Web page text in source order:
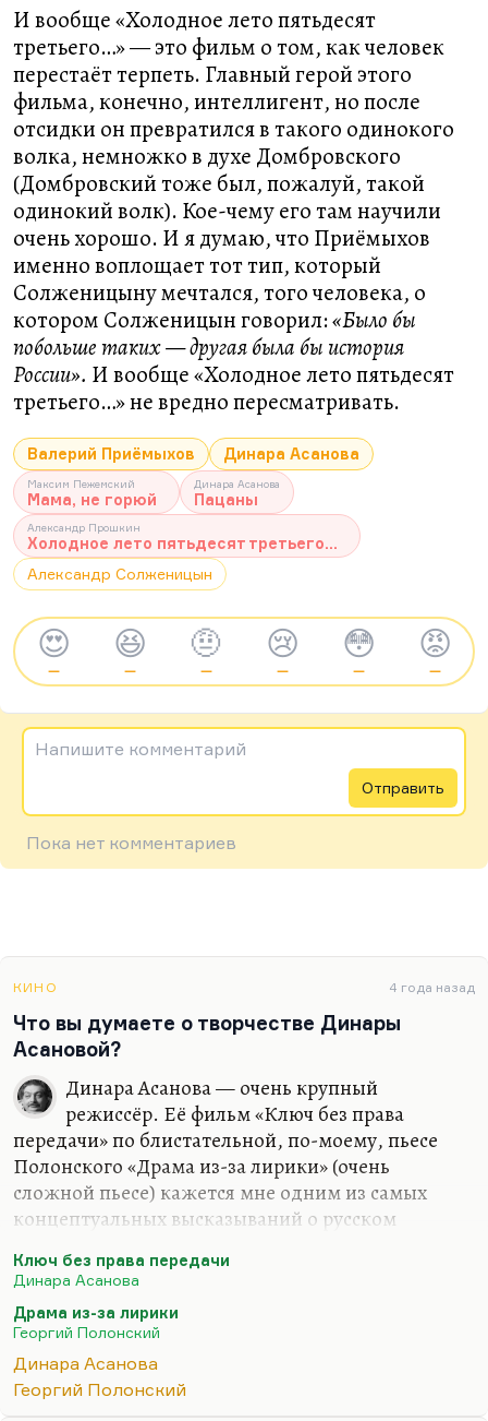
И вообще «Холодное лето пятьдесят
третьего…» — это фильм о том, как человек
перестаёт терпеть. Главный герой этого
фильма, конечно, интеллигент, но после
отсидки он превратился в такого одинокого
волка, немножко в духе Домбровского
(Домбровский тоже был, пожалуй, такой
одинокий волк). Кое-чему его там научили
очень хорошо. И я думаю, что Приёмыхов
именно воплощает тот тип, который
Солженицыну мечтался, того человека, о
котором Солженицын говорил:«Было бы
побольше таких — другая была бы история
России». И вообще «Холодное лето пятьдесят
третьего…» не вредно пересматривать.
Валерий Приёмыхов Динара Асанова
Максим Пежемский
Мама, не горюй
Динара Асанова
Пацаны
Александр Прошкин
Холодное лето пятьдесят третьего...
Александр Солженицын
😍
—
😆
—
🤨
—
😢
—
😳
—
😡
—
Напишите комментарий
Отправить
Пока нет комментариев
КИНО 4 года назад
Что вы думаете о творчестве Динары
Асановой?
Динара Асанова — очень крупный
режиссёр. Её фильм «Ключ без права
передачи» по блистательной, по-моему, пьесе
Полонского «Драма из-за лирики» (очень
сложной пьесе) кажется мне одним из самых
концептуальных высказываний о русском
учитель-новатор влюбляет в себя класс, а потом
оказывается, что этот директор, которого
замечательно сыграл Петренко — рядовой,
простой, в общем глуповатый человек,—
оказывается и гуманнее, и умнее этого новатора.
Ключ без права передачи
Динара Асанова
Драма из-за лирики
Георгий Полонский
Динара Асанова
Георгий Полонский